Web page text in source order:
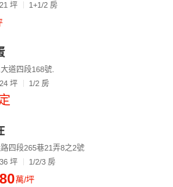
坪 1+1/2 房
道四段168號.
坪 1/2 房
四段265巷21弄8之2號
坪 1/2/3 房
萬/坪